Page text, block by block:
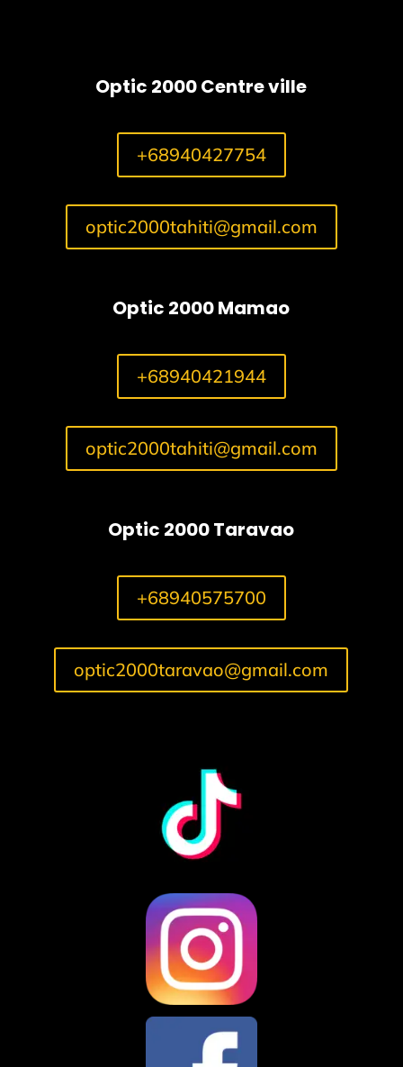
Optic 2000 Centre ville
+68940427754
optic2000tahiti@gmail.com
Optic 2000 Mamao
+68940421944
optic2000tahiti@gmail.com
Optic 2000 Taravao
+68940575700
optic2000taravao@gmail.com